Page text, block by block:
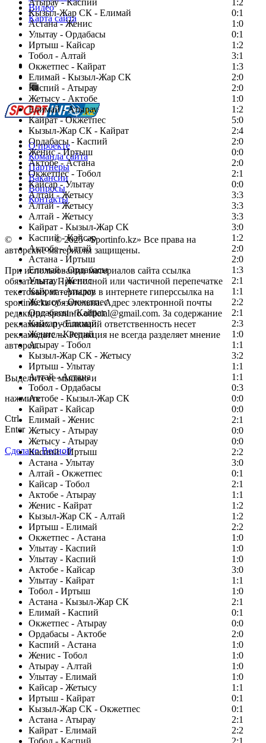
Атырау - Каспий
1:2
Кызыл-Жар СК - Елимай
0:1
Астана - Женис
1:0
Улытау - Ордабасы
0:1
Иртыш - Кайсар
1:2
Тобол - Алтай
3:1
Окжетпес - Кайрат
1:3
Елимай - Кызыл-Жар СК
2:0
Каспий - Атырау
2:0
Жетысу - Актобе
1:0
Елимай - Атырау
1:2
Кайрат - Окжетпес
5:0
Кызыл-Жар СК - Кайрат
2:4
Ордабасы - Каспий
2:0
Женис - Иртыш
0:0
Актобе - Астана
2:0
Окжетпес - Тобол
2:1
Кайсар - Улытау
0:0
Алтай - Жетысу
3:3
Алтай - Жетысу
3:3
Алтай - Жетысу
3:3
Кайрат - Кызыл-Жар СК
3:0
Каспий - Кайсар
1:2
Актобе - Алтай
2:0
Астана - Иртыш
2:0
Елимай - Ордабасы
1:3
Улытау - Женис
2:1
Кайрат - Атырау
1:1
Жетысу - Окжетпес
2:2
Ордабасы - Кайрат
2:1
Кайсар - Елимай
2:3
Женис - Каспий
1:0
Атырау - Тобол
1:1
Кызыл-Жар СК - Жетысу
3:2
Иртыш - Улытау
1:1
Алтай - Астана
1:1
Тобол - Ордабасы
0:3
Актобе - Кызыл-Жар СК
0:0
Кайрат - Кайсар
0:0
Елимай - Женис
2:1
Жетысу - Атырау
0:0
Жетысу - Атырау
0:0
Каспий - Иртыш
2:2
Астана - Улытау
3:0
Алтай - Окжетпес
0:1
Кайсар - Тобол
2:1
Актобе - Атырау
1:1
Женис - Кайрат
1:2
Кызыл-Жар СК - Алтай
1:2
Иртыш - Елимай
2:2
Окжетпес - Астана
1:0
Улытау - Каспий
1:0
Улытау - Каспий
1:0
Актобе - Кайсар
3:0
Улытау - Кайрат
1:1
Тобол - Иртыш
1:0
Астана - Кызыл-Жар СК
2:1
Елимай - Каспий
0:1
Окжетпес - Атырау
0:0
Ордабасы - Актобе
2:0
Каспий - Астана
1:0
Женис - Тобол
1:0
Атырау - Алтай
1:0
Улытау - Елимай
1:0
Кайсар - Жетысу
1:1
Иртыш - Кайрат
0:1
Кызыл-Жар СК - Окжетпес
0:1
Астана - Атырау
2:1
Кайрат - Елимай
2:2
Видео
Карта сайта
Есть идея?
Сообщить о мероприятии
Перейти на старый сайт
О проекте
Команда сайта
Партнеры
Вакансии
Вопросы
Контакты
© Copyright© 2025 «Sportinfo.kz» Все права на
авторские материалы защищены.
При использовании материалов сайта ссылка
обязательна. При полной или частичной перепечатке
текстовых материалов в интернете гиперссылка на
sportinfo.kz обязательна. Адрес электронной почты
редакции: sportinfo.official@gmail.com. За содержание
рекламных публикаций ответственность несет
рекламодатель. Редакция не всегда разделяет мнение
авторов.
Заметили ошибку в тексте?
Выделите ее мышью и
нажмите
Ctrl
Enter
Сделано Весной